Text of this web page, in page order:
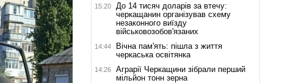
15:20
До 14 тисяч доларів за втечу:
черкащанин організував схему
незаконного виїзду
військовозобов'язаних
14:44
Вічна пам'ять: пішла з життя
черкаська освітянка
14:26
Аграрії Черкащини зібрали перший
мільйон тонн зерна